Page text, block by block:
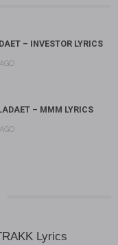
– INVESTOR LYRICS
– MMM LYRICS
Lyrics